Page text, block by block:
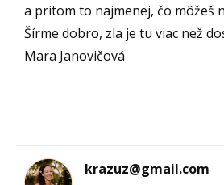
a pritom to najmenej, čo môžeš
Šírme dobro, zla je tu viac než
Mara Janovičová
krazuz@gmail.com